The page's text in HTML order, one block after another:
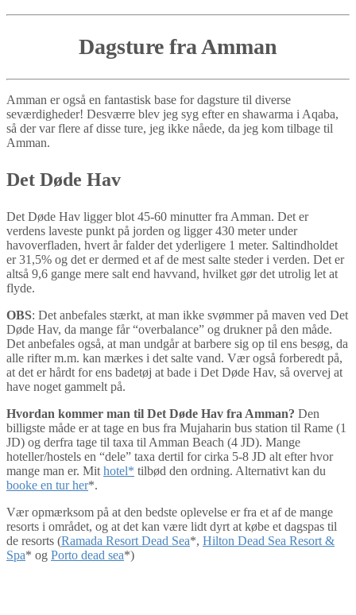
Dagsture fra Amman
Amman er også en fantastisk base for dagsture til diverse
seværdigheder! Desværre blev jeg syg efter en shawarma i Aqaba,
så der var flere af disse ture, jeg ikke nåede, da jeg kom tilbage til
Amman.
Det Døde Hav
Det Døde Hav ligger blot 45-60 minutter fra Amman. Det er
verdens laveste punkt på jorden og ligger 430 meter under
havoverfladen, hvert år falder det yderligere 1 meter. Saltindholdet
er 31,5% og det er dermed et af de mest salte steder i verden. Det er
altså 9,6 gange mere salt end havvand, hvilket gør det utrolig let at
flyde.
OBS: Det anbefales stærkt, at man ikke svømmer på maven ved Det
Døde Hav, da mange får “overbalance” og drukner på den måde.
Det anbefales også, at man undgår at barbere sig op til ens besøg, da
alle rifter m.m. kan mærkes i det salte vand. Vær også forberedt på,
at det er hårdt for ens badetøj at bade i Det Døde Hav, så overvej at
have noget gammelt på.
Hvordan kommer man til Det Døde Hav fra Amman? Den
billigste måde er at tage en bus fra Mujaharin bus station til Rame (1
JD) og derfra tage til taxa til Amman Beach (4 JD). Mange
hoteller/hostels en “dele” taxa dertil for cirka 5-8 JD alt efter hvor
mange man er. Mit hotel* tilbød den ordning. Alternativt kan du
booke en tur her*.
Vær opmærksom på at den bedste oplevelse er fra et af de mange
resorts i området, og at det kan være lidt dyrt at købe et dagspas til
de resorts (Ramada Resort Dead Sea*, Hilton Dead Sea Resort &
Spa* og Porto dead sea*)